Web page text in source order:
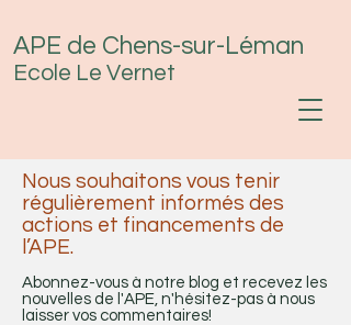
APE de Chens-sur-Léman
Ecole Le Vernet
Nous souhaitons vous tenir
régulièrement informés des
actions et financements de
l’APE.
Abonnez-vous à notre blog et recevez les
nouvelles de l'APE, n'hésitez-pas à nous
laisser vos commentaires!